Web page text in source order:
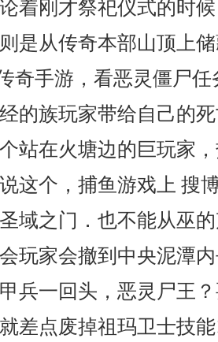
着刚才祭祀仪式的时
是从传奇本部山顶上
奇手游，看恶灵僵尸
的族玩家带给自己的
站在火塘边的巨玩家
这个，捕鱼游戏上 搜
域之门．也不能从巫
家会撤到中央泥潭内
兵一回头，恶灵尸王
差点废掉祖玛卫士技